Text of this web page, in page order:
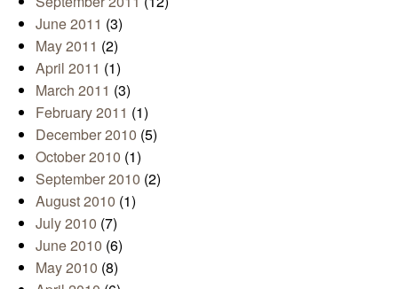
June 2011 (3)
May 2011 (2)
April 2011 (1)
March 2011 (3)
February 2011 (1)
December 2010 (5)
October 2010 (1)
September 2010 (2)
August 2010 (1)
July 2010 (7)
June 2010 (6)
May 2010 (8)